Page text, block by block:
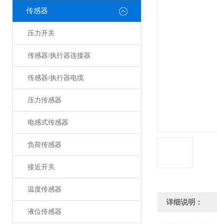
传感器
压力开关
传感器/执行器连接器
传感器/执行器电缆
压力传感器
电感式传感器
负荷传感器
接近开关
温度传感器
液位传感器
详细说明：